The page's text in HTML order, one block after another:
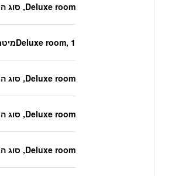
Deluxe room, סוג המיטה לא ידוע
Deluxe room, 1מיטת קינג
Deluxe room, סוג המיטה לא ידוע
Deluxe room, סוג המיטה לא ידוע
Deluxe room, סוג המיטה לא ידוע